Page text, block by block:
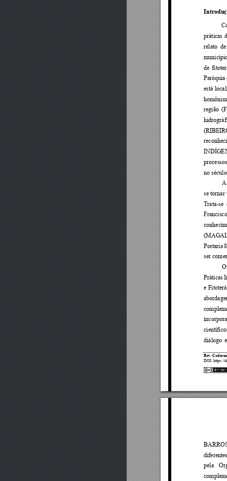
Rev.
DOI: https://
práticas
relato
de
Paróquia
está
região
no
se tornar
Trata-se
Portaria
ser
Práticas
e
diálogo
pela